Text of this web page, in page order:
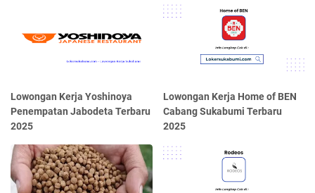
Lowongan Kerja Yoshinoya
Penempatan Jabodeta Terbaru
2025
Lowongan Kerja Home of BEN
Cabang Sukabumi Terbaru
2025